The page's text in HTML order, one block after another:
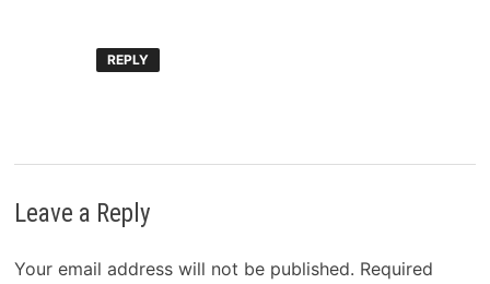
REPLY
Leave a Reply
Your email address will not be published. Required